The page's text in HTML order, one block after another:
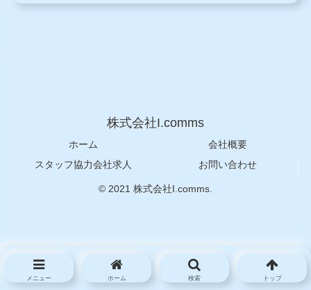
株式会社I.comms
ホーム
会社概要
スタッフ協力会社求人
お問い合わせ
© 2021 株式会社I.comms.
メニュー ホーム 検索 トップ